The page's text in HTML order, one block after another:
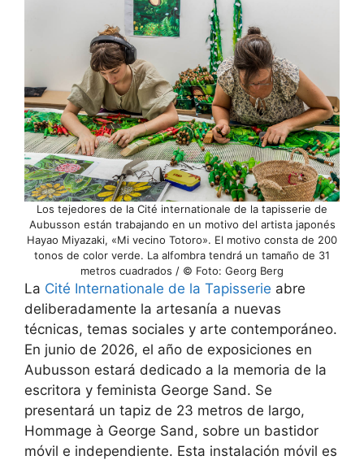
Los tejedores de la Cité internationale de la tapisserie de
Aubusson están trabajando en un motivo del artista japonés
Hayao Miyazaki, «Mi vecino Totoro». El motivo consta de 200
tonos de color verde. La alfombra tendrá un tamaño de 31
metros cuadrados / © Foto: Georg Berg
La Cité Internationale de la Tapisserie abre
deliberadamente la artesanía a nuevas
técnicas, temas sociales y arte contemporáneo.
En junio de 2026, el año de exposiciones en
Aubusson estará dedicado a la memoria de la
escritora y feminista George Sand. Se
presentará un tapiz de 23 metros de largo,
Hommage à George Sand, sobre un bastidor
móvil e independiente. Esta instalación móvil es